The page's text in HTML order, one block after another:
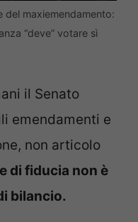
del maxiemendamento:
“deve” votare sì
il Senato
emendamenti e
non articolo
di fiducia non è
bilancio.